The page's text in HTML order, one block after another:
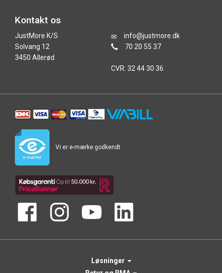
Kontakt os
JustMore K/S
Solvang 12
3450 Allerød
info@justmore.dk
70 20 55 37
CVR: 32 44 30 36
Vi er e-mærke godkendt
Løsninger